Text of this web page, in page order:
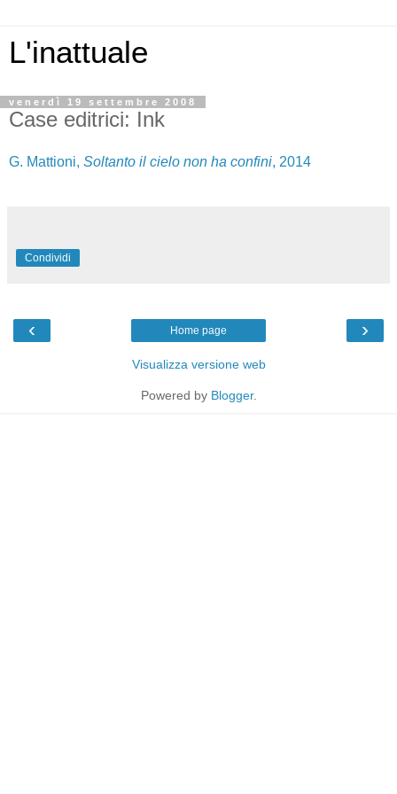
L'inattuale
venerdì 19 settembre 2008
Case editrici: Ink
G. Mattioni, Soltanto il cielo non ha confini, 2014
Condividi
‹ ›
Home page
Visualizza versione web
Powered by Blogger.